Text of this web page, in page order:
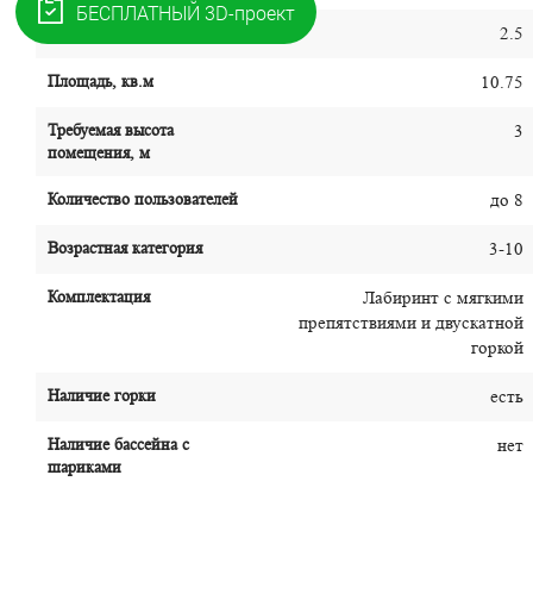
2.5
Площадь, кв.м 10.75
Требуемая высота
помещения, м
3
Количество пользователей до 8
Возрастная категория 3-10
Комплектация
Лабиринт с мягкими
препятствиями и двускатной
горкой
Наличие горки есть
Наличие бассейна с
шариками
нет